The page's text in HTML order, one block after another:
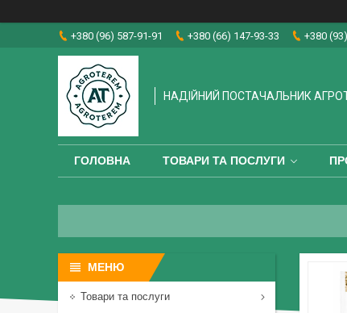
+380 (96) 587-91-91 +380 (66) 147-93-33 +380
НАДІЙНИЙ ПОСТАЧАЛЬНИК
ГОЛОВНА ТОВАРИ ТА ПОСЛУГИ
Товари та послуги